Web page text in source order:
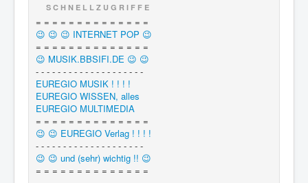
S C H N E L L Z U G R I F F E
= = = = = = = = = = = = = =
😉 😉 😉 INTERNET POP 😉
= = = = = = = = = = = = = =
😉 MUSIK.BBSIFI.DE 😉 😉
- - - - - - - - - - - - - - - - - - - -
EUREGIO MUSIK ! ! ! !
EUREGIO WISSEN, alles
EUREGIO MULTIMEDIA
= = = = = = = = = = = = = =
😉 😉 EUREGIO Verlag ! ! ! !
- - - - - - - - - - - - - - - - - - - -
😉 😉 und (sehr) wichtig !! 😉
= = = = = = = = = = = = = =